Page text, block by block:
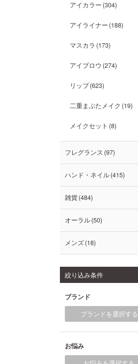
アイカラー 304
アイライナー 188
マスカラ 173
アイブロウ 274
リップ 623
二重まぶたメイク 19
メイクセット 8
フレグランス 97
ハンド・ネイル 415
雑貨 484
オーラル 50
メンズ 18
絞り込み条件
ブランド
ブランドを選択する
お悩み